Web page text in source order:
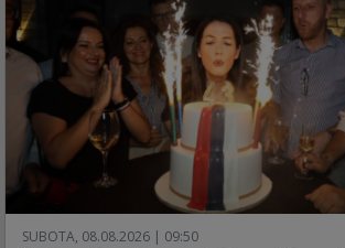
SUBOTA, 08.08.2026 | 09:50